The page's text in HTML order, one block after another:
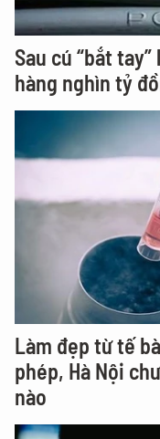
Sau cú “bắt
hàng nghìn tỷ
Làm đẹp từ tế
phép, Hà Nội
nào